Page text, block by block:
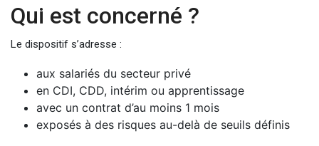
Qui est concerné ?
Le dispositif s’adresse :
aux salariés du secteur privé
en CDI, CDD, intérim ou apprentissage
avec un contrat d’au moins 1 mois
exposés à des risques au-delà de seuils définis